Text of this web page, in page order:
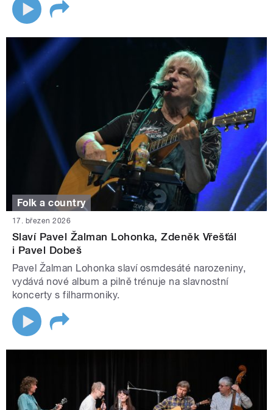
Folk a country
17. březen 2026
Slaví Pavel Žalman Lohonka, Zdeněk Vřešťál
i Pavel Dobeš
Pavel Žalman Lohonka slaví osmdesáté narozeniny,
vydává nové album a pilně trénuje na slavnostní
koncerty s filharmoniky.